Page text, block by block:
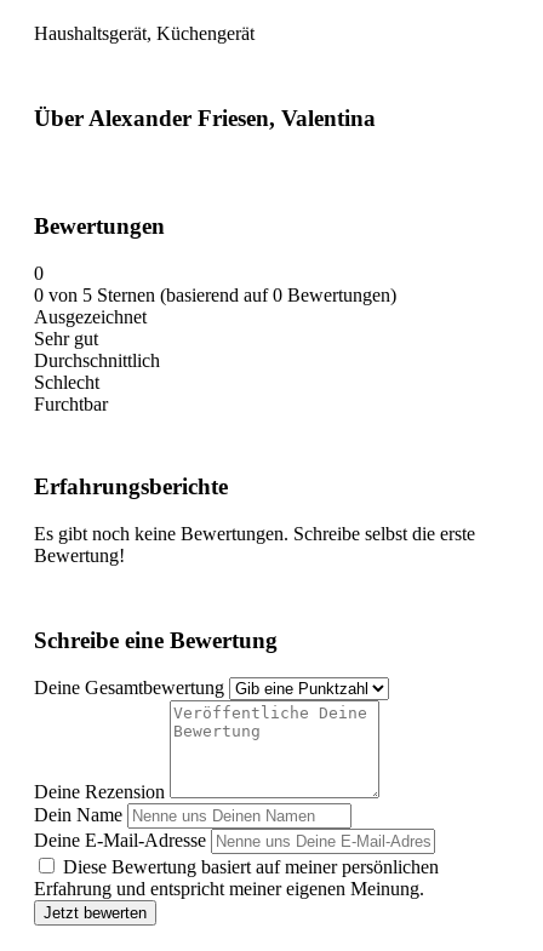
Haushaltsgerät, Küchengerät
Über Alexander Friesen, Valentina
Bewertungen
0
0 von 5 Sternen (basierend auf 0 Bewertungen)
Ausgezeichnet
Sehr gut
Durchschnittlich
Schlecht
Furchtbar
Erfahrungsberichte
Es gibt noch keine Bewertungen. Schreibe selbst die erste
Bewertung!
Schreibe eine Bewertung
Deine Gesamtbewertung
Deine Rezension
Dein Name
Deine E-Mail-Adresse
Diese Bewertung basiert auf meiner persönlichen
Erfahrung und entspricht meiner eigenen Meinung.
Jetzt bewerten